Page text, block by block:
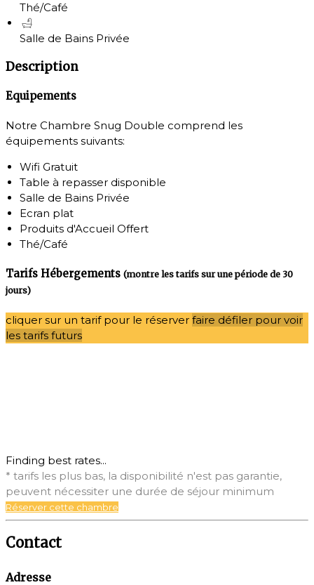
Thé/Café
Salle de Bains Privée
Description
Equipements
Notre Chambre Snug Double comprend les
équipements suivants:
Wifi Gratuit
Table à repasser disponible
Salle de Bains Privée
Ecran plat
Produits d'Accueil Offert
Thé/Café
Tarifs Hébergements (montre les tarifs sur une période de 30
jours)
cliquer sur un tarif pour le réserver faire défiler pour voir
les tarifs futurs
Finding best rates...
* tarifs les plus bas, la disponibilité n'est pas garantie,
peuvent nécessiter une durée de séjour minimum
Réserver cette chambre
Contact
Adresse